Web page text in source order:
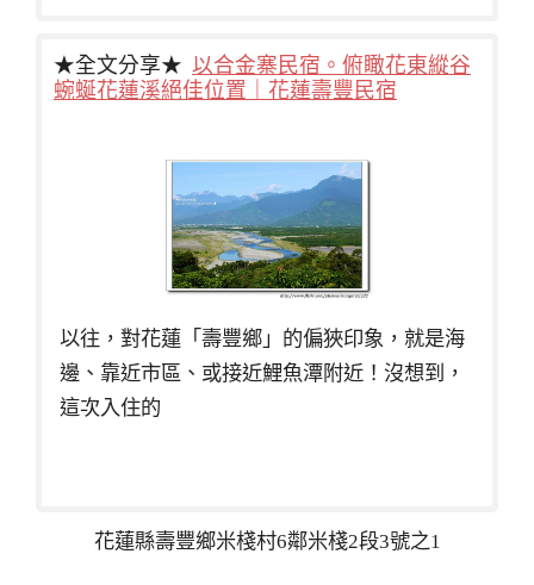
★全文分享★ 以合金寨民宿。俯瞰花東縱谷
蜿蜒花蓮溪絕佳位置｜花蓮壽豐民宿
以往，對花蓮「壽豐鄉」的偏狹印象，就是海
邊、靠近市區、或接近鯉魚潭附近！沒想到，
這次入住的
花蓮縣壽豐鄉米棧村6鄰米棧2段3號之1